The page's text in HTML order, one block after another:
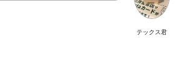
テックス君